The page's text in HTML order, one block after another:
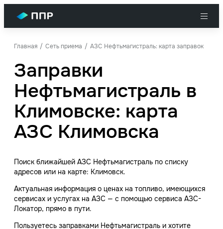
Главная Сеть приема АЗС Нефтьмагистраль: карта заправок
Заправки
Нефтьмагистраль в
Климовске: карта
АЗС Климовска
Поиск ближайшей АЗС Нефтьмагистраль по списку
адресов или на карте: Климовск.
Актуальная информация о ценах на топливо, имеющихся
сервисах и услугах на АЗС — с помощью сервиса АЗС-
Локатор, прямо в пути.
Пользуетесь заправками Нефтьмагистраль и хотите